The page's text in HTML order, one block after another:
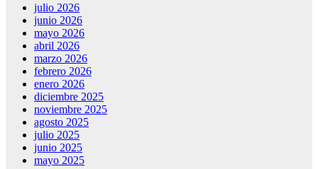
julio 2026
junio 2026
mayo 2026
abril 2026
marzo 2026
febrero 2026
enero 2026
diciembre 2025
noviembre 2025
agosto 2025
julio 2025
junio 2025
mayo 2025